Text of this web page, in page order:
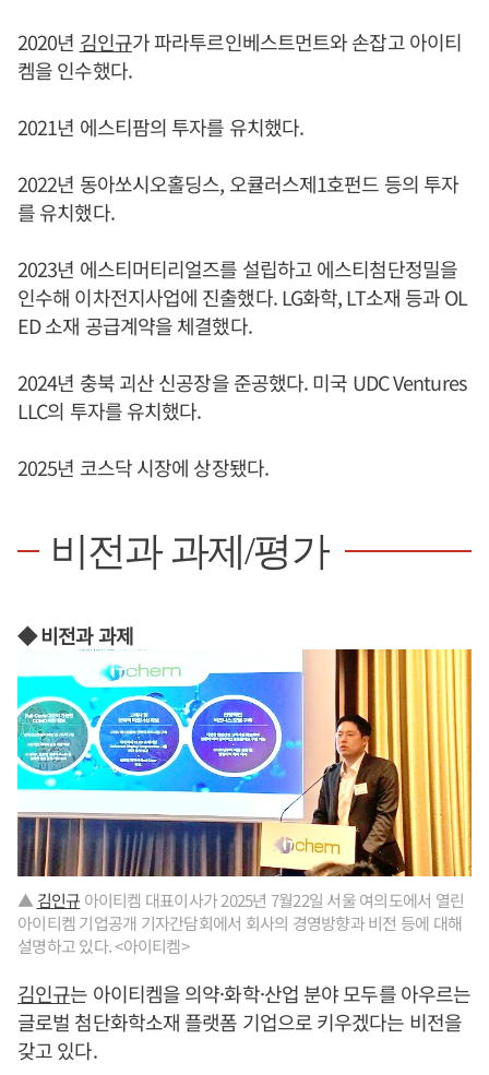
2020년 김인규가 파라투르인베스트먼트와 손잡고 아이티
켐을 인수했다.
2021년 에스티팜의 투자를 유치했다.
2022년 동아쏘시오홀딩스, 오큘러스제1호펀드 등의 투자
를 유치했다.
2023년 에스티머티리얼즈를 설립하고 에스티첨단정밀을
인수해 이차전지사업에 진출했다. LG화학, LT소재 등과 OL
ED 소재 공급계약을 체결했다.
2024년 충북 괴산 신공장을 준공했다. 미국 UDC Ventures
LLC의 투자를 유치했다.
2025년 코스닥 시장에 상장됐다.
비전과 과제/평가
◆ 비전과 과제
▲ 김인규 아이티켐 대표이사가 2025년 7월22일 서울 여의도에서 열린
아이티켐 기업공개 기자간담회에서 회사의 경영방향과 비전 등에 대해
설명하고 있다. <아이티켐>
김인규는 아이티켐을 의약·화학·산업 분야 모두를 아우르는
글로벌 첨단화학소재 플랫폼 기업으로 키우겠다는 비전을
갖고 있다.